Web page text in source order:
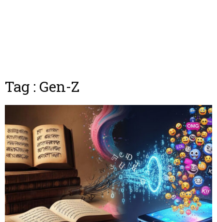
Tag : Gen-Z